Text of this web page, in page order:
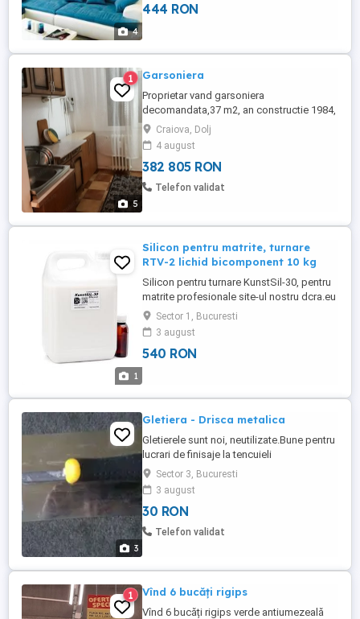
4
seriozitate maxima. Pentru mai multe
444 RON
5
1 Garsoniera
Proprietar vand garsoniera
decomandata,37 m2, an constructie 1984,
zona 1 mai sara, et.4 4, are acoperis din
tabla,zona linistita. 72000e
Craiova, Dolj
4 august
382 805 RON
Telefon validat
1
Silicon pentru matrite, turnare
RTV-2 lichid bicomponent 10 kg
Silicon pentru turnare KunstSil-30, pentru
matrite profesionale site-ul nostru dcra.eu
WhatsApp +491578574 9825 Emitem o
factura cu TVA Livrarea de catre
compania de transport DPD pentru UE
Cauciuc siliconic din doua piese: silicon
Sector 1, Bucuresti
3 august
540 RON
3
Gletiera - Drisca metalica
Gletierele sunt noi, neutilizate.Bune pentru
lucrari de finisaje la tencuieli
Sector 3, Bucuresti
3 august
30 RON
Telefon validat
1 Vînd 6 bucăți rigips
Vînd 6 bucăți rigips verde antiumezeală